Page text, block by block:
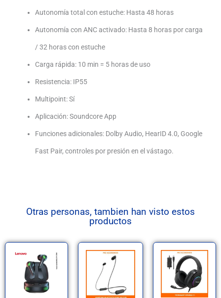
Autonomía total con estuche: Hasta 48 horas
Autonomía con ANC activado: Hasta 8 horas por carga
/ 32 horas con estuche
Carga rápida: 10 min = 5 horas de uso
Resistencia: IP55
Multipoint: Sí
Aplicación: Soundcore App
Funciones adicionales: Dolby Audio, HearID 4.0, Google
Fast Pair, controles por presión en el vástago.
Otras personas, tambien han visto estos
productos
Este
producto
tiene